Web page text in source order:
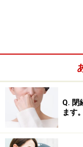
ただし、金属やプ
は燃えるゴミでは
Q. 閉
ます